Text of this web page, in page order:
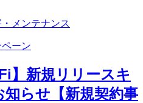
・メンテナンス
ーン
】新規リリースキ
らせ【新規契約事